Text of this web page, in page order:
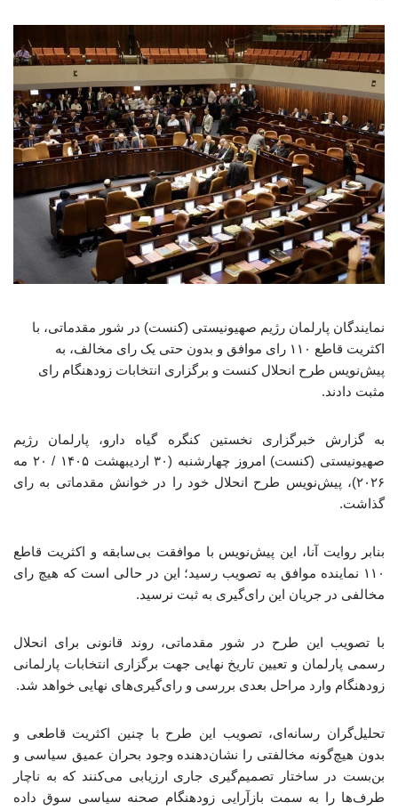
نمایندگان پارلمان رژیم صهیونیستی (کنست) در شور مقدماتی، با
اکثریت قاطع ۱۱۰ رای موافق و بدون حتی یک رای مخالف، به
پیش‌نویس طرح انحلال کنست و برگزاری انتخابات زودهنگام رای
مثبت دادند.
به گزارش خبرگزاری نخستین کنگره گیاه دارو، پارلمان رژیم
صهیونیستی (کنست) امروز چهارشنبه (۳۰ اردیبهشت ۱۴۰۵ / ۲۰ مه
۲۰۲۶)، پیش‌نویس طرح انحلال خود را در خوانش مقدماتی به رای
گذاشت.
بنابر روایت آنا، این پیش‌نویس با موافقت بی‌سابقه و اکثریت قاطع
۱۱۰ نماینده موافق به تصویب رسید؛ این در حالی است که هیچ رای
مخالفی در جریان این رای‌گیری به ثبت نرسید.
با تصویب این طرح در شور مقدماتی، روند قانونی برای انحلال
رسمی پارلمان و تعیین تاریخ نهایی جهت برگزاری انتخابات پارلمانی
زودهنگام وارد مراحل بعدی بررسی و رای‌گیری‌های نهایی خواهد شد.
تحلیل‌گران رسانه‌ای، تصویب این طرح با چنین اکثریت قاطعی و
بدون هیچ‌گونه مخالفتی را نشان‌دهنده وجود بحران عمیق سیاسی و
بن‌بست در ساختار تصمیم‌گیری جاری ارزیابی می‌کنند که به ناچار
طرف‌ها را به سمت بازآرایی زودهنگام صحنه سیاسی سوق داده